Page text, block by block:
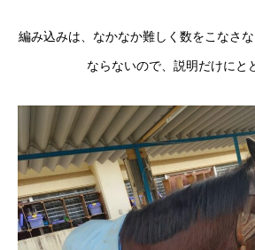
編み込みは、なかなか難しく数をこなさ
ならないので、説明だけにと